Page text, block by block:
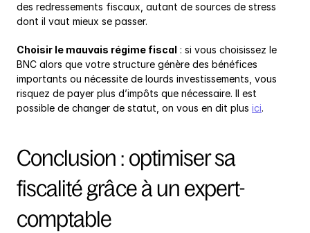
des redressements fiscaux, autant de sources de stress
dont il vaut mieux se passer.
Choisir le mauvais régime fiscal : si vous choisissez le
BNC alors que votre structure génère des bénéfices
importants ou nécessite de lourds investissements, vous
risquez de payer plus d’impôts que nécessaire. Il est
possible de changer de statut, on vous en dit plus ici.
Conclusion : optimiser sa
fiscalité grâce à un expert-
comptable